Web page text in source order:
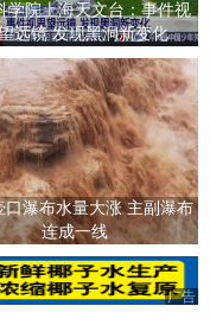
学院上海天文台：事件视
远镜 发现黑洞新变化
口瀑布水量大涨 主副瀑布
连成一线
广告